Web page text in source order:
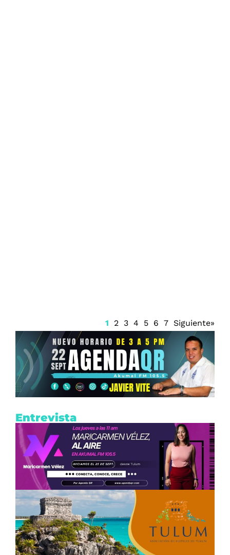
1 2 3 4 5 6 7 Siguiente»
Entrevista